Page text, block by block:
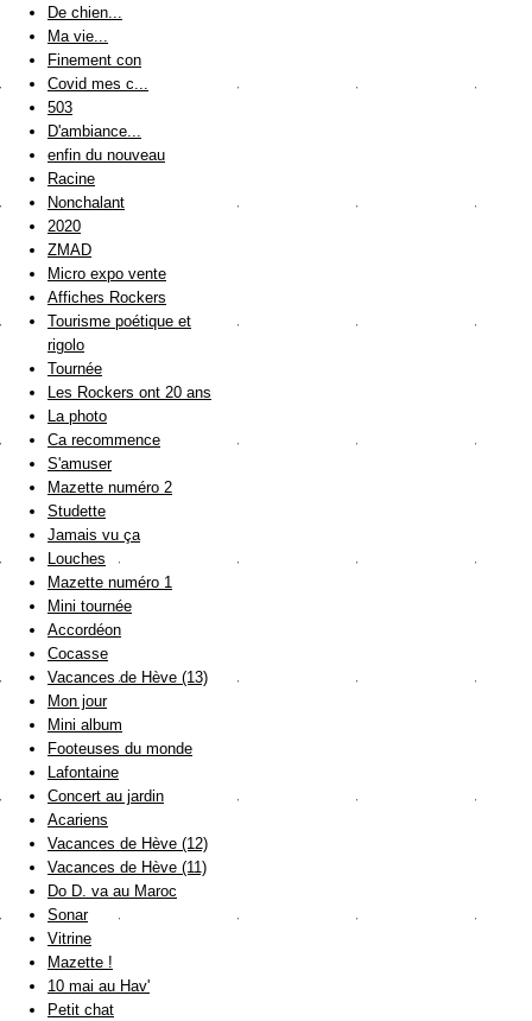
De chien...
Ma vie...
Finement con
Covid mes c...
503
D'ambiance...
enfin du nouveau
Racine
Nonchalant
2020
ZMAD
Micro expo vente
Affiches Rockers
Tourisme poétique et
rigolo
Tournée
Les Rockers ont 20 ans
La photo
Ca recommence
S'amuser
Mazette numéro 2
Studette
Jamais vu ça
Louches
Mazette numéro 1
Mini tournée
Accordéon
Cocasse
Vacances de Hève (13)
Mon jour
Mini album
Footeuses du monde
Lafontaine
Concert au jardin
Acariens
Vacances de Hève (12)
Vacances de Hève (11)
Do D. va au Maroc
Sonar
Vitrine
Mazette !
10 mai au Hav'
Petit chat